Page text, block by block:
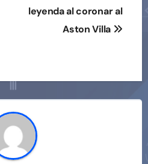
leyenda al coronar al
Aston Villa